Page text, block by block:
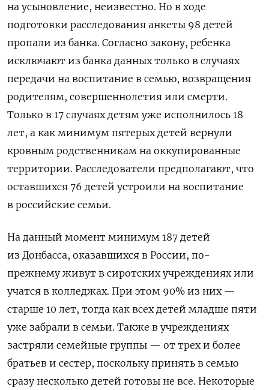
на усыновление, неизвестно. Но в ходе
подготовки расследования анкеты 98 детей
пропали из банка. Согласно закону, ребенка
исключают из банка данных только в случаях
передачи на воспитание в семью, возвращения
родителям, совершеннолетия или смерти.
Только в 17 случаях детям уже исполнилось 18
лет, а как минимум пятерых детей вернули
кровным родственникам на оккупированные
территории. Расследователи предполагают, что
оставшихся 76 детей устроили на воспитание
в российские семьи.
На данный момент минимум 187 детей
из Донбасса, оказавшихся в России, по-
прежнему живут в сиротских учреждениях или
учатся в колледжах. При этом 90% из них —
старше 10 лет, тогда как всех детей младше пяти
уже забрали в семьи. Также в учреждениях
застряли семейные группы — от трех и более
братьев и сестер, поскольку принять в семью
сразу несколько детей готовы не все. Некоторые